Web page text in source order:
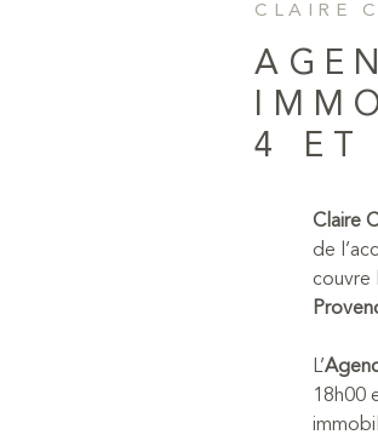
CLAIRE
4 ET
Claire
de
couvre
L’
18h00